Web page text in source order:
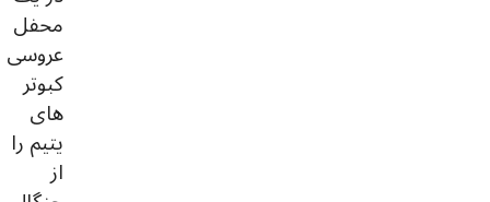
محفل
عروسی
کبوتر
های
یتیم را
از